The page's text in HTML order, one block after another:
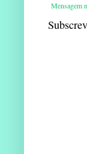
Mensagem